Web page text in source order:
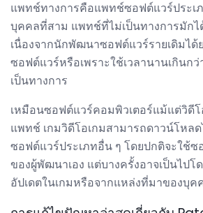
แพทช์ทางการคือแพทช์ซอฟต์แวร์ประเ
บุคคลที่สาม แพทช์ที่ไม่เป็นทางการมักไ
เนื่องจากนักพัฒนาซอฟต์แวร์รายเดิมได้
ซอฟต์แวร์หรือเพราะใช้เวลานานเกินก
เป็นทางการ
เหมือนซอฟต์แวร์คอมพิวเตอร์แม้แต่วิดีโ
แพทช์ เกมวิดีโอเกมสามารถดาวน์โหลด
ซอฟต์แวร์ประเภทอื่น ๆ โดยปกติจะใช้ซ
ของผู้พัฒนาเอง แต่บางครั้งอาจเป็นไปโ
อัปเดตในเกมหรือจากแหล่งที่มาของบุค